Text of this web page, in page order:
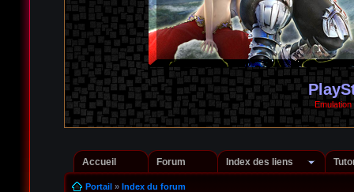
Accueil Forum Index des liens
Portail» Index du forum